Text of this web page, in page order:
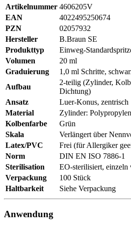
Artikelnummer 4606205V
EAN
4022495250674
PZN
02057932
Hersteller
B.Braun SE
Produkttyp
Einweg-
Volumen
20 ml
Graduierung
1,0 ml Schritte,
Aufbau
2-teilig (Zylinder,
Dichtung)
Ansatz
Luer-Konus, zentrisch
Material
Zylinder:
Kolbenfarbe
Grün
Skala
Verlängert über
Latex/PVC
Frei (für Allergiker
Norm
DIN EN ISO 7886-1
Sterilisation
EO-sterilisiert, einzeln
Verpackung
100 Stück
Haltbarkeit
Siehe Verpackung
Anwendung